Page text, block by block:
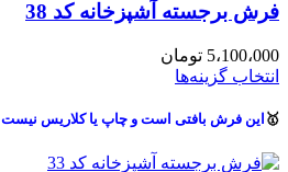
فرش برجسته آشپزخانه کد 38
5،100،000 تومان
انتخاب گزینه‌ها
🥇 این فرش بافتی است و چاپ یا کلاریس نیست